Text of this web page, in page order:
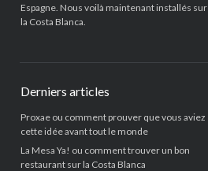
Espagne. Nous voilà maintenant installés sur
la Costa Blanca.
Derniers articles
Proxae ou comment prouver que vous aviez
cette idée avant tout le monde
La Mesa Ya! ou comment trouver un bon
restaurant sur la Costa Blanca